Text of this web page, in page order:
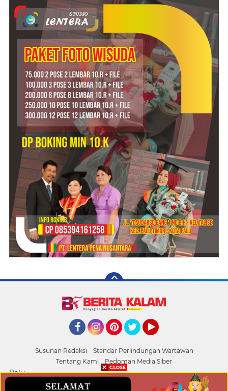
Susunan Redaksi
Standar Perlindungan Wartawan
Tentang Kami
Pedoman Media Siber
Palu
2026 BERITA KALAM